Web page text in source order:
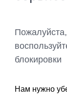
блокировки
Нам нужно